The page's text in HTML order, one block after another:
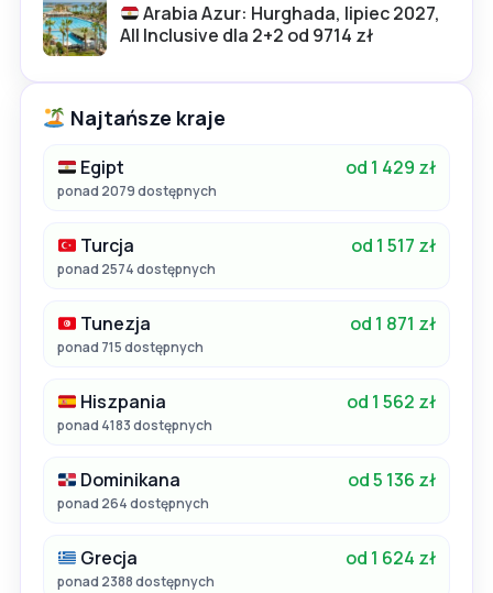
Arabia Azur: Hurghada, lipiec 2027,
All Inclusive dla 2+2 od 9714 zł
Najtańsze kraje
Egipt od 1 429 zł
ponad 2079 dostępnych
Turcja od 1 517 zł
ponad 2574 dostępnych
Tunezja od 1 871 zł
ponad 715 dostępnych
Hiszpania od 1 562 zł
ponad 4183 dostępnych
Dominikana od 5 136 zł
ponad 264 dostępnych
Grecja od 1 624 zł
ponad 2388 dostępnych